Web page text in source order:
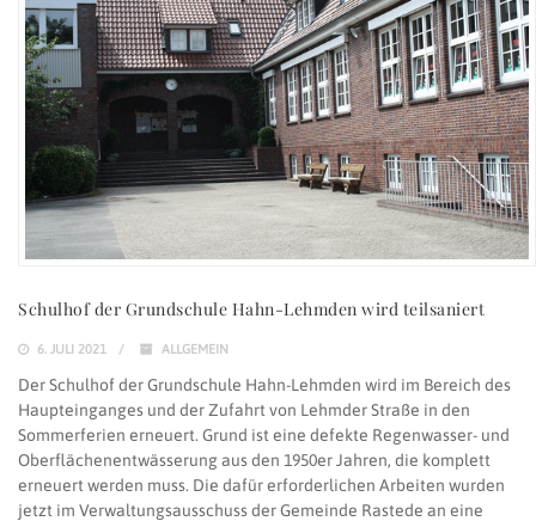
Schulhof der Grundschule Hahn-Lehmden wird teilsaniert
6. JULI 2021 ALLGEMEIN
Der Schulhof der Grundschule Hahn-Lehmden wird im Bereich des
Haupteinganges und der Zufahrt von Lehmder Straße in den
Sommerferien erneuert. Grund ist eine defekte Regenwasser- und
Oberflächenentwässerung aus den 1950er Jahren, die komplett
erneuert werden muss. Die dafür erforderlichen Arbeiten wurden
jetzt im Verwaltungsausschuss der Gemeinde Rastede an eine